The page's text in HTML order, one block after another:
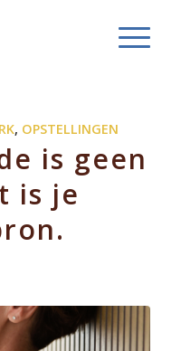
, OPSTELLINGEN
is geen
is je